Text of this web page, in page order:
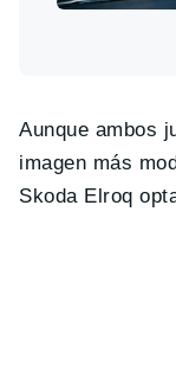
Aunque ambos
imagen más
Skoda Elroq